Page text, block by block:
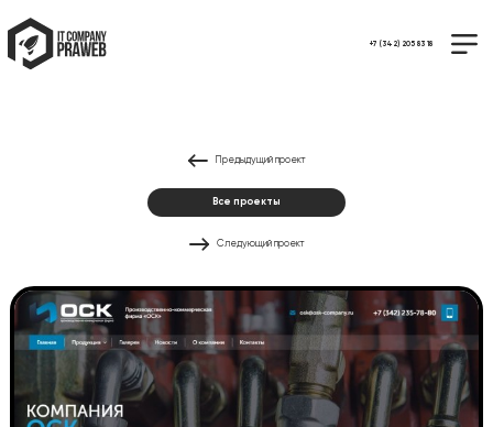
+7 (342) 205 83 18
Предыдущий проект
Все проекты
Следующий проект